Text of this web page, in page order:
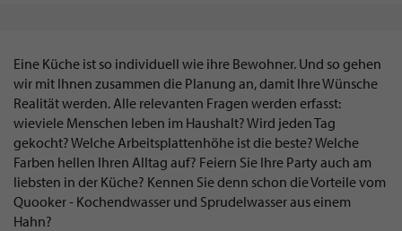
Eine Küche ist so individuell wie ihre Bewohner. Und so gehen
wir mit Ihnen zusammen die Planung an, damit Ihre Wünsche
Realität werden. Alle relevanten Fragen werden erfasst:
wieviele Menschen leben im Haushalt? Wird jeden Tag
gekocht? Welche Arbeitsplattenhöhe ist die beste? Welche
Farben hellen Ihren Alltag auf? Feiern Sie Ihre Party auch am
liebsten in der Küche? Kennen Sie denn schon die Vorteile vom
Quooker - Kochendwasser und Sprudelwasser aus einem
Hahn?